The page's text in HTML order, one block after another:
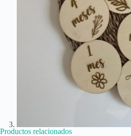
Productos relacionados